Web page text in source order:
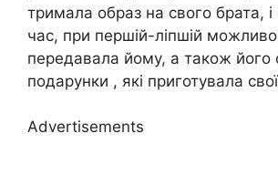
тримала образ на свого брата,
час, при першій-ліпшій
передавала йому, а також його
подарунки , які приготувала
Advertisements